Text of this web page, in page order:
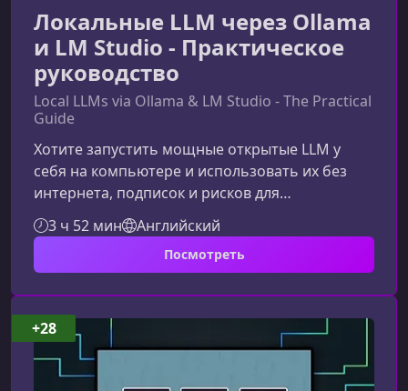
Локальные LLM через Ollama
и LM Studio - Практическое
руководство
Local LLMs via Ollama & LM Studio - The Practical
Guide
Хотите запустить мощные открытые LLM у
себя на компьютере и использовать их без
интернета, подписок и рисков для
приватности? Зачем использовать локальные
LLM и чем они лучше облачных
сервисовЛокальный запуск языковых моделей
становится популярным благодаря росту
мощности открытых LLM и удобным
инструментам для их использования. Это
отличный выбор, если вам важны контроль,
безопасность и скорость работы.Ключевые
3 ч 52 мин Английский
Посмотреть
+28